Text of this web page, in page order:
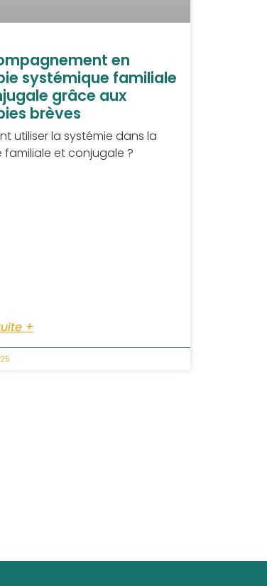
en
systémique familiale
grâce aux
brèves
utiliser la systémie dans la
familiale et conjugale ?
+